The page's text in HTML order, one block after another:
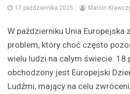
17 października 2025 Marcin
W październiku Unia Europejska
problem, który choć często
wielu ludzi na całym świecie. 18
obchodzony jest Europejski
Ludźmi, mający na celu